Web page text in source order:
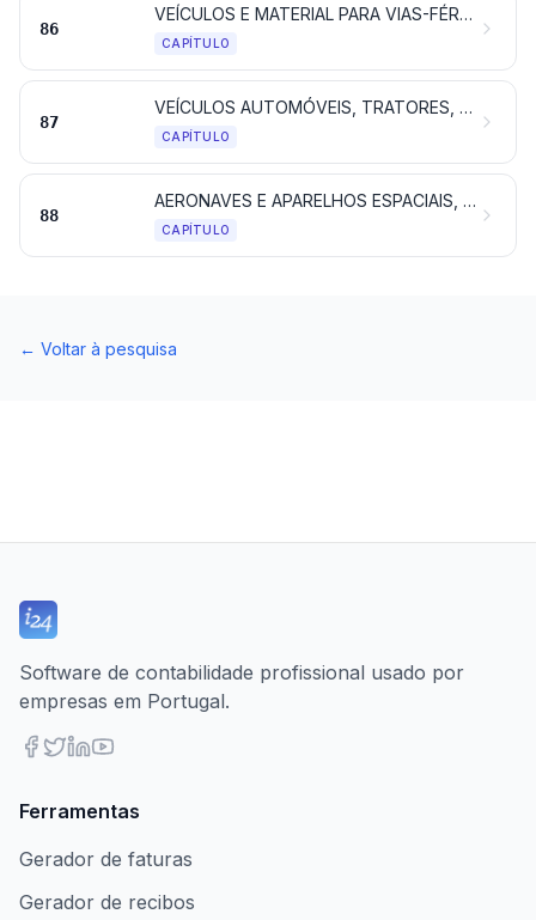
86
VEÍCULOS E MATERIAL PARA VIAS-FÉRREAS OU SEMELHANTES, E SUAS PARTES; APARELHOS MECÂNICOS (INCLUINDO OS ELETROMECÂNICOS) DE SINALIZAÇÃO PARA VIAS DE COMUNICAÇÃO
CAPÍTULO
87
VEÍCULOS AUTOMÓVEIS, TRATORES, CICLOS E OUTROS VEÍCULOS TERRESTRES, SUAS PARTES E ACESSÓRIOS
CAPÍTULO
88
AERONAVES E APARELHOS ESPACIAIS, E SUAS PARTES
CAPÍTULO
← Voltar à pesquisa
Software de contabilidade profissional usado por
empresas em Portugal.
Ferramentas
Gerador de faturas
Gerador de recibos